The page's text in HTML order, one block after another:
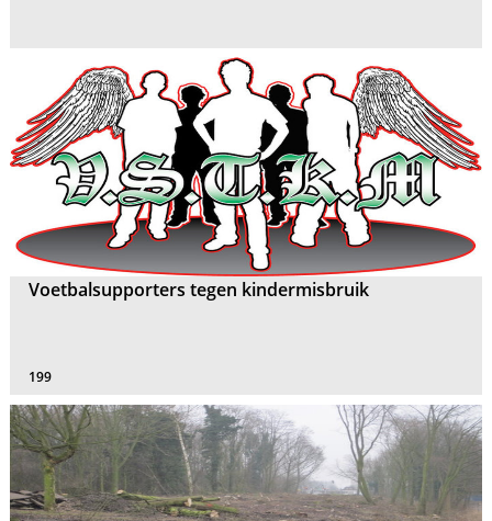
Voetbalsupporters tegen kindermisbruik
199